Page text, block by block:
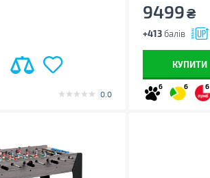
0.0
9499₴
+413 балів
КУПИТИ
6 6 6